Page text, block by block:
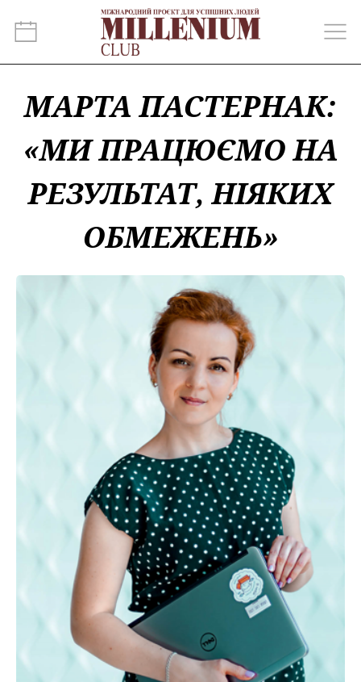
МАРТА ПАСТЕРНАК:
«МИ ПРАЦЮЄМО НА
РЕЗУЛЬТАТ, НІЯКИХ
ОБМЕЖЕНЬ»